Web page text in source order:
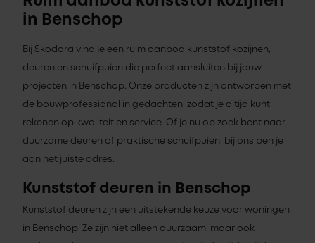
in Benschop
Bij Skodora vind je een ruim aanbod kunststof kozijnen,
deuren en schuifpuien die perfect aansluiten bij jouw
projecten in Benschop. Onze producten zijn ontworpen met
de bouwprofessional in gedachten, zodat je altijd kunt
rekenen op kwaliteit en service. Of je nu op zoek bent naar
duurzame deuren of praktische schuifpuien, bij ons ben je
aan het juiste adres.
Kunststof deuren in Benschop
Kunststof deuren zijn een uitstekende keuze voor woningen
in Benschop. Ze zijn niet alleen duurzaam, maar ook